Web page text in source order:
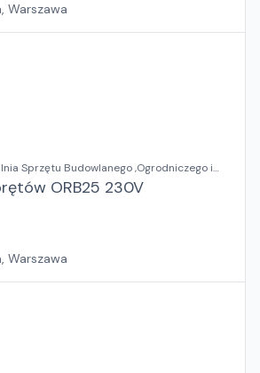
Warszawa
Sprzętu Budowlanego ,Ogrodniczego i
ORB25 230V
Warszawa